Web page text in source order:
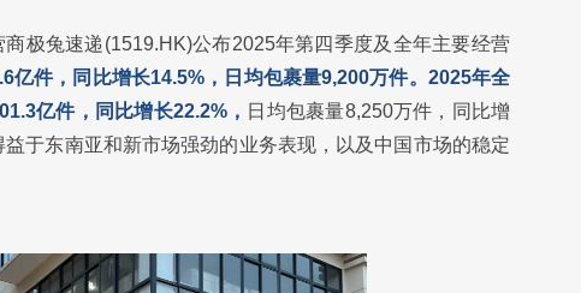
极兔速递(1519.HK)公布2025年第四季度及全年主要经营
亿件，同比增长14.5%，日均包裹量9,200万件。2025年全
亿件，同比增长22.2%， 日均包裹量8,250万件，同比增
于东南亚和新市场强劲的业务表现，以及中国市场的稳定